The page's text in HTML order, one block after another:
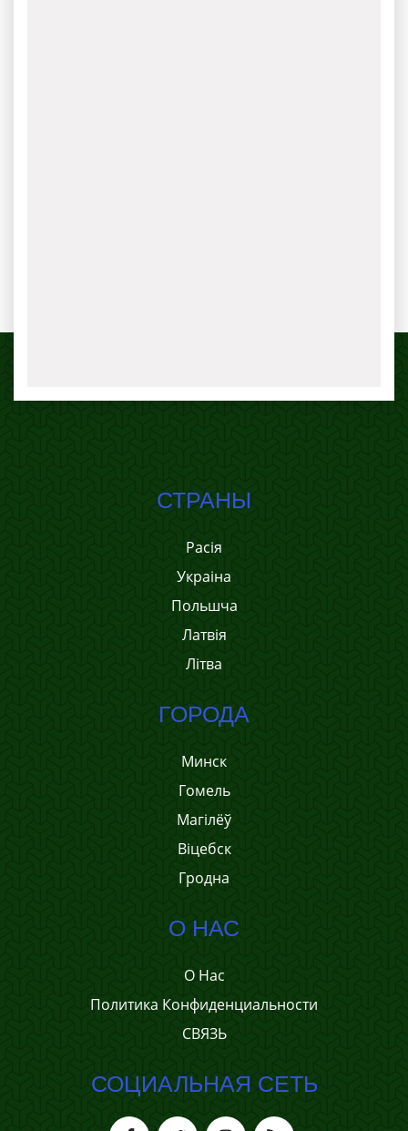
СТРАНЫ
Расія
Украіна
Польшча
Латвія
Літва
ГОРОДА
Минск
Гомель
Магілёў
Віцебск
Гродна
О НАС
О Нас
Политика Конфиденциальности
СВЯЗЬ
СОЦИАЛЬНАЯ СЕТЬ